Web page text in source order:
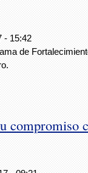
- 15:42
de
compromiso